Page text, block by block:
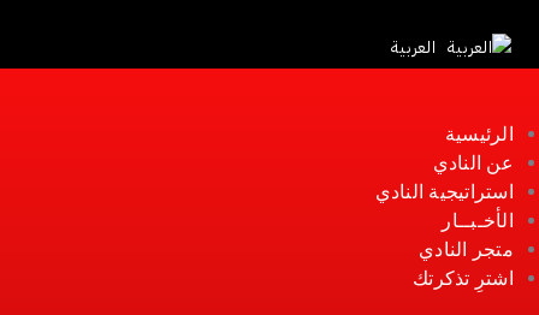
العربية
الرئيسية
عن النادي
استراتيجية النادي
الأخـبــار
متجر النادي
اشترِ تذكرتك
كرة القدم
كرة السلة
كرة الطائرة
تنس طاولة
سباحة